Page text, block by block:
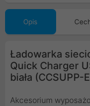
Opis
Ładowarka
Quick Charger
biała (CCSUPP-
Akcesorium